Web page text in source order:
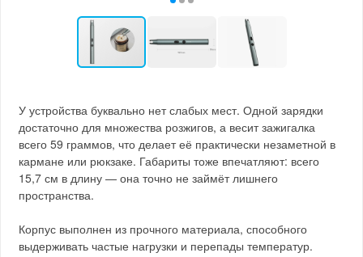
У устройства буквально нет слабых мест. Одной зарядки
достаточно для множества розжигов, а весит зажигалка
всего 59 граммов, что делает её практически незаметной в
кармане или рюкзаке. Габариты тоже впечатляют: всего
15,7 см в длину — она точно не займёт лишнего
пространства.
Корпус выполнен из прочного материала, способного
выдерживать частые нагрузки и перепады температур.